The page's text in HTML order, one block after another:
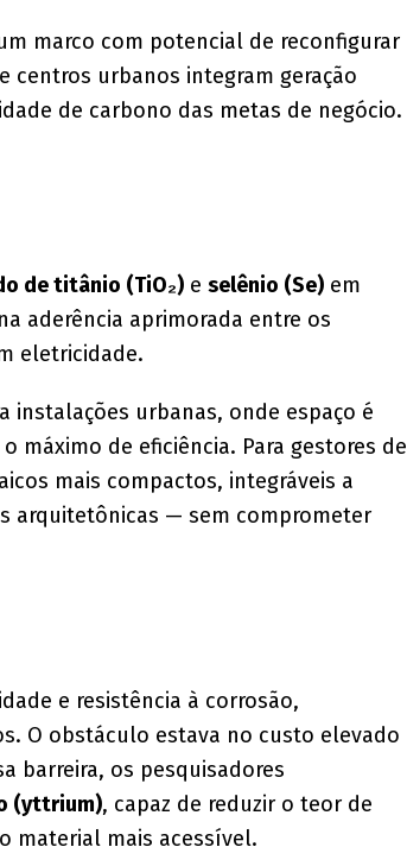
marco com potencial de reconfigurar
centros urbanos integram geração
de carbono das metas de negócio.
de titânio (TiO₂)e selênio (Se)em
aderência aprimorada entre os
eletricidade.
instalações urbanas, onde espaço é
máximo de eficiência. Para gestores de
mais compactos, integráveis a
arquitetônicas — sem comprometer
e resistência à corrosão,
O obstáculo estava no custo elevado
barreira, os pesquisadores
(yttrium), capaz de reduzir o teor de
material mais acessível.